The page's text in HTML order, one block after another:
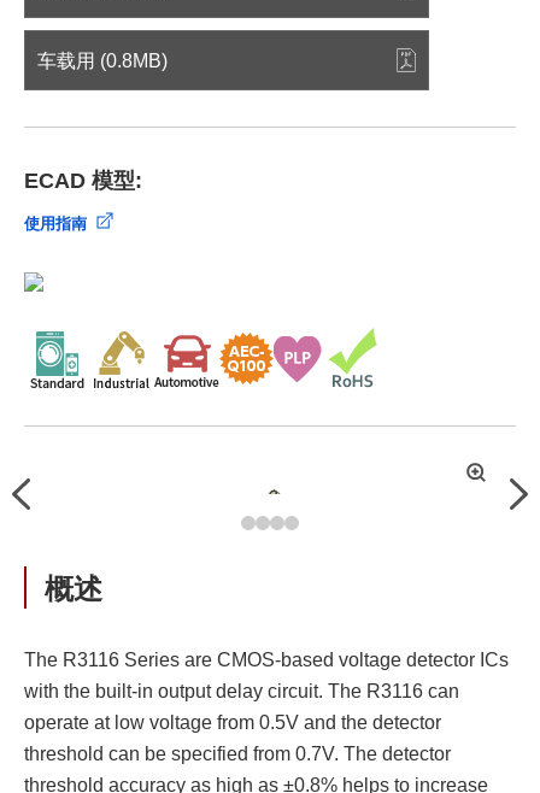
车载用 (0.8MB)
ECAD 模型:
使用指南
Previous
拡
概述
The R3116 Series are CMOS-based voltage detector ICs
with the built-in output delay circuit. The R3116 can
operate at low voltage from 0.5V and the detector
threshold can be specified from 0.7V. The detector
threshold accuracy as high as ±0.8% helps to increase